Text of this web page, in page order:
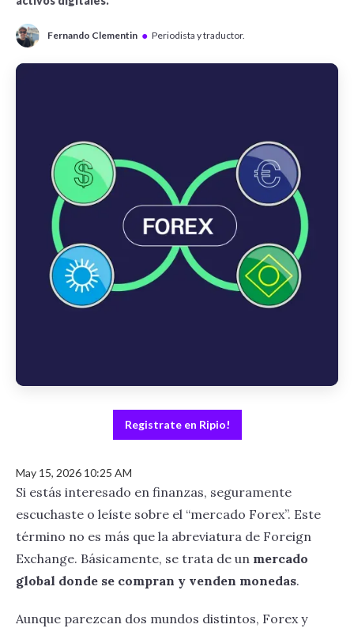
Fernando Clementin ● Periodista y traductor.
Registrate en Ripio!
May 15, 2026 10:25 AM
Si estás interesado en finanzas, seguramente
escuchaste o leíste sobre el “mercado Forex”. Este
término no es más que la abreviatura de Foreign
Exchange. Básicamente, se trata de un mercado
global donde se compran y venden monedas.
Aunque parezcan dos mundos distintos, Forex y